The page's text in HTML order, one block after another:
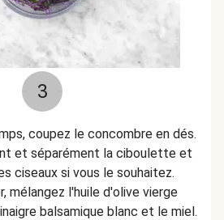
3
coupez le concombre en dés.
et séparément la ciboulette et
ciseaux si vous le souhaitez.
mélangez l'huile d'olive vierge
balsamique blanc et le miel.